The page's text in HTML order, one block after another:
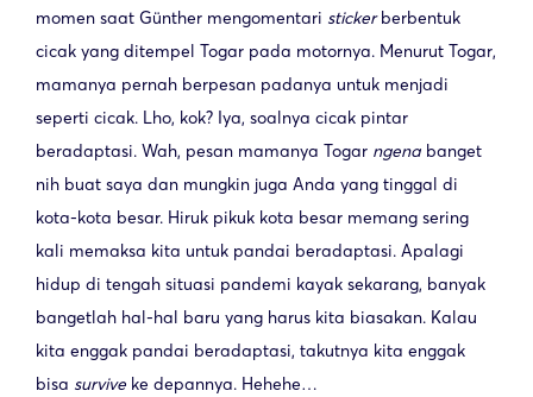
momen saat Günther mengomentari stickerberbentuk
cicak yang ditempel Togar pada motornya. Menurut Togar,
mamanya pernah berpesan padanya untuk menjadi
seperti cicak. Lho, kok? Iya, soalnya cicak pintar
beradaptasi. Wah, pesan mamanya Togar ngena banget
nih buat saya dan mungkin juga Anda yang tinggal di
kota-kota besar. Hiruk pikuk kota besar memang sering
kali memaksa kita untuk pandai beradaptasi. Apalagi
hidup di tengah situasi pandemi kayak sekarang, banyak
bangetlah hal-hal baru yang harus kita biasakan. Kalau
kita enggak pandai beradaptasi, takutnya kita enggak
bisa survive ke depannya. Hehehe…